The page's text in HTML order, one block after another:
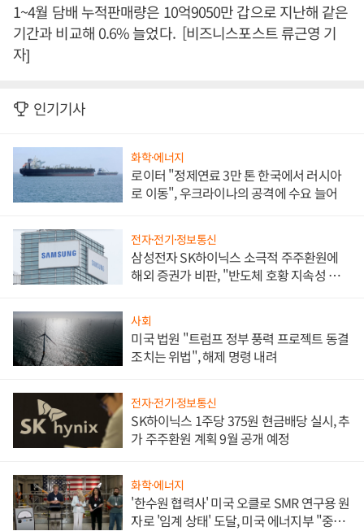
1~4월 담배 누적판매량은 10억9050만 갑으로 지난해 같은
기간과 비교해 0.6% 늘었다. [비즈니스포스트 류근영 기
자]
인기기사
화학·에너지
로이터 "정제연료 3만 톤 한국에서 러시아
로 이동", 우크라이나의 공격에 수요 늘어
전자·전기·정보통신
삼성전자 SK하이닉스 소극적 주주환원에
해외 증권가 비판, "반도체 호황 지속성 의
사회
미국 법원 "트럼프 정부 풍력 프로젝트 동결
조치는 위법", 해제 명령 내려
전자·전기·정보통신
SK하이닉스 1주당 375원 현금배당 실시, 추
가 주주환원 계획 9월 공개 예정
화학·에너지
'한수원 협력사' 미국 오클로 SMR 연구용 원
자로 '임계 상태' 도달, 미국 에너지부 "중요